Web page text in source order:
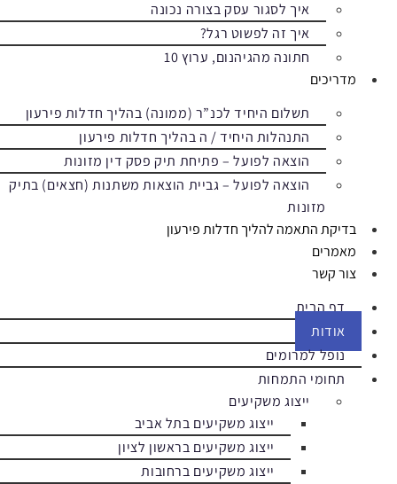
איך לסגור עסק בצורה נכונה
איך זה לפשוט רגל?
חתונה מהגיהנום, ערוץ 10
מדריכים
תשלום היחיד לכנ”ר (ממונה) בהליך חדלות פירעון
התנהלות היחיד / ה בהליך חדלות פירעון
הוצאה לפועל – פתיחת תיק פסק דין מזונות
הוצאה לפועל – גביית הוצאות משתנות (חצאים) בתיק
מזונות
בדיקת התאמה להליך חדלות פירעון
מאמרים
צור קשר
דף הבית
אודות
נופל למרומים
תחומי התמחות
ייצוג משקיעים
ייצוג משקיעים בתל אביב
ייצוג משקיעים בראשון לציון
ייצוג משקיעים ברחובות